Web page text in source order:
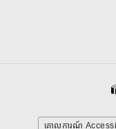
គោលការណ៍